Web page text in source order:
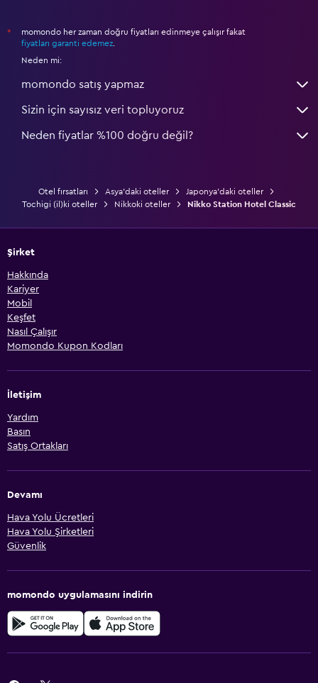
*
momondo her zaman doğru fiyatları edinmeye çalışır fakat
fiyatları garanti edemez
Neden mi:
momondo satış yapmaz
Sizin için sayısız veri topluyoruz
Neden fiyatlar %100 doğru değil?
Otel fırsatları Asya'daki oteller
Japonya'daki oteller
Tochigi (il)ki oteller
Nikkoki oteller Nikko Station Hotel Classic
Şirket
Hakkında
Kariyer
Mobil
Keşfet
Nasıl Çalışır
Momondo Kupon Kodları
İletişim
Yardım
Basın
Satış Ortakları
Devamı
Hava Yolu Ücretleri
Hava Yolu Şirketleri
Güvenlik
momondo uygulamasını indirin